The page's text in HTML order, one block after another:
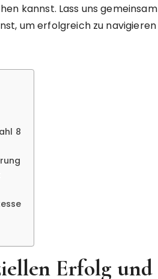
kannst. Lass uns gemeinsam
um erfolgreich zu navigieren
8
Erfolg und